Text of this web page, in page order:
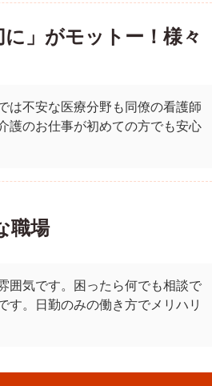
に」がモットー！様々
は不安な医療分野も同僚の看護師
護のお仕事が初めての方でも安心
職場
囲気です。困ったら何でも相談で
す。日勤のみの働き方でメリハリ